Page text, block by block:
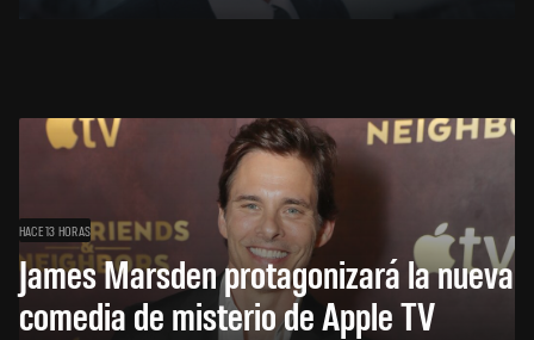
HACE 13 HORAS
James Marsden protagonizará la nueva
comedia de misterio de Apple TV